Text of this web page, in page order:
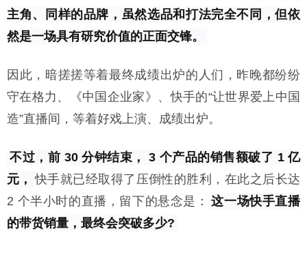
主角、同样的品牌，虽然选品和打法完全不同，但依
然是一场具有研究价值的正面交锋。
因此，暗搓搓等着最终成绩出炉的人们，昨晚都纷纷
守在格力、《中国企业家》、快手的“让世界爱上中国
造”直播间，等着好戏上演、成绩出炉。
不过，前 30 分钟结束， 3 个产品的销售额破了 1 亿
元， 快手就已经取得了压倒性的胜利，在此之后长达
2 个半小时的直播，留下的悬念是：
这一场快手直播
的带货销量，最终会突破多少?